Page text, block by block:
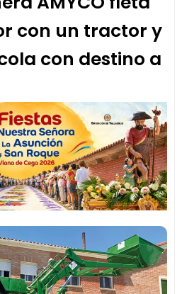
con un tractor y
con destino a